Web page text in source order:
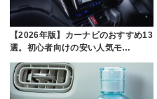
【2026年版】カーナビのおすすめ13
選。初心者向けの安い人気モ…